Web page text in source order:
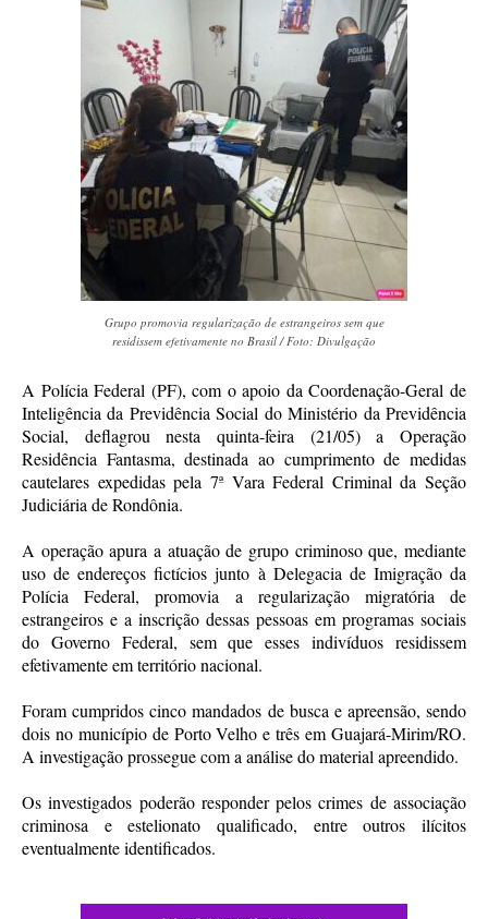
Grupo promovia regularização de estrangeiros sem que
residissem efetivamente no Brasil / Foto: Divulgação
A Polícia Federal (PF), com o apoio da Coordenação-Geral de
Inteligência da Previdência Social do Ministério da Previdência
Social, deflagrou nesta quinta-feira (21/05) a Operação
Residência Fantasma, destinada ao cumprimento de medidas
cautelares expedidas pela 7ª Vara Federal Criminal da Seção
Judiciária de Rondônia.
A operação apura a atuação de grupo criminoso que, mediante
uso de endereços fictícios junto à Delegacia de Imigração da
Polícia Federal, promovia a regularização migratória de
estrangeiros e a inscrição dessas pessoas em programas sociais
do Governo Federal, sem que esses indivíduos residissem
efetivamente em território nacional.
Foram cumpridos cinco mandados de busca e apreensão, sendo
dois no município de Porto Velho e três em Guajará-Mirim/RO.
A investigação prossegue com a análise do material apreendido.
Os investigados poderão responder pelos crimes de associação
criminosa e estelionato qualificado, entre outros ilícitos
eventualmente identificados.